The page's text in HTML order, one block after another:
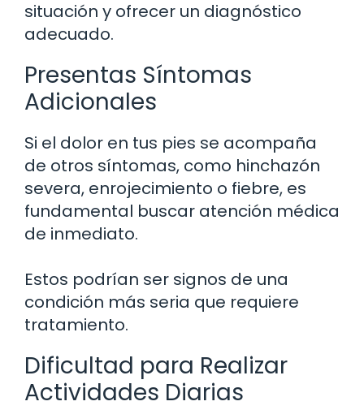
situación y ofrecer un diagnóstico
adecuado.
Presentas Síntomas
Adicionales
Si el dolor en tus pies se acompaña
de otros síntomas, como hinchazón
severa, enrojecimiento o fiebre, es
fundamental buscar atención médica
de inmediato.
Estos podrían ser signos de una
condición más seria que requiere
tratamiento.
Dificultad para Realizar
Actividades Diarias